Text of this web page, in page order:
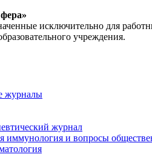
исключительно для
учреждения.
журналы
журнал
иммунология и вопросы